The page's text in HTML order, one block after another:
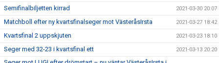
Semifinalbiljetten kirrad 2021-03-30 20:07
Matchboll efter ny kvartsfinalseger mot VästeråsIrsta 2021-03-27 18:42
Kvartsfinal 2 uppskjuten 2021-03-23 18:10
Seger med 32-23 i kvartsfinal ett 2021-03-13 20:20